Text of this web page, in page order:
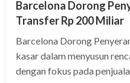
Barcelona Dorong
Transfer Rp 200 Miliar
Barcelona Dorong
kasar dalam menyusun
dengan fokus pada